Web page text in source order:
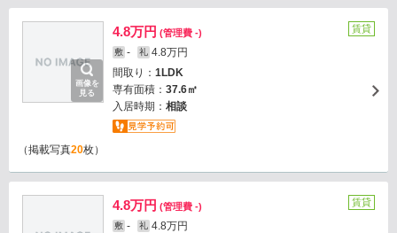
画像を
見る
4.8万円 (管理費 -)
敷 - 礼 4.8万円
間取り： 1LDK
専有面積： 37.6㎡
入居時期： 相談
賃貸
（掲載写真20枚）
4.8万円 (管理費 -)
敷 - 礼 4.8万円
賃貸